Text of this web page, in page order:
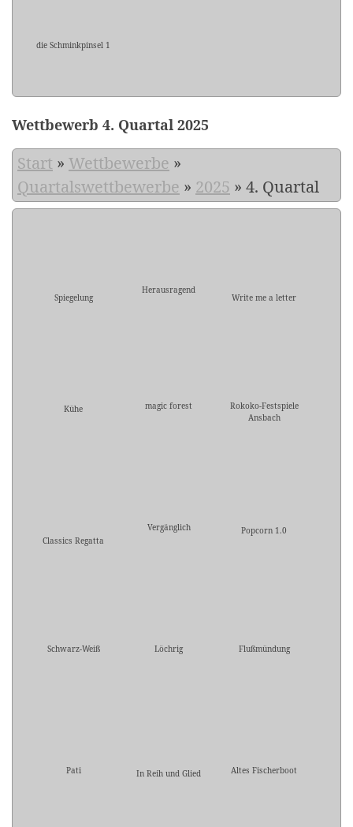
die Schminkpinsel 1
Wettbewerb 4. Quartal 2025
Start » Wettbewerbe »
Quartalswettbewerbe » 2025 » 4. Quartal
Spiegelung
Herausragend
Write me a letter
Kühe magic forest
Rokoko-Festspiele
Ansbach
Classics Regatta
Vergänglich Popcorn 1.0
Schwarz-Weiß Löchrig Flußmündung
Pati In Reih und Glied Altes Fischerboot